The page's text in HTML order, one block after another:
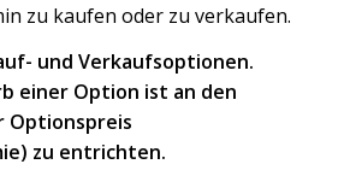
zu kaufen oder zu verkaufen.
und Verkaufsoptionen.
einer Option ist an den
Optionspreis
zu entrichten.